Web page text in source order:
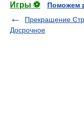
Игры ⚽
Поможем
Прекращение
Досрочное